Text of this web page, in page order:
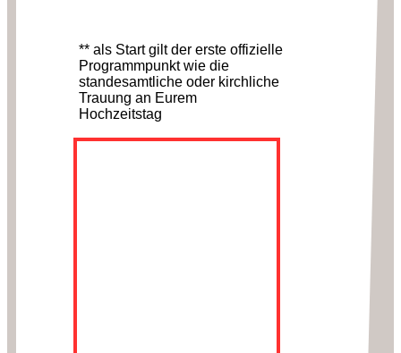
** als Start gilt der erste offizielle
Programmpunkt wie die
standesamtliche oder kirchliche
Trauung an Eurem
Hochzeitstag